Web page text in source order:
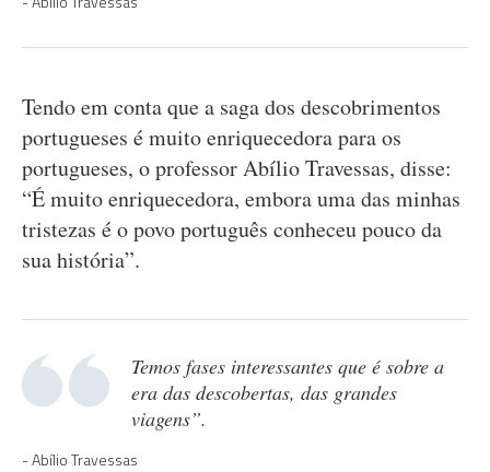
Tendo em conta que a saga dos descobrimentos
portugueses é muito enriquecedora para os
portugueses, o professor Abílio Travessas, disse:
“É muito enriquecedora, embora uma das minhas
tristezas é o povo português conheceu pouco da
sua história”.
Temos fases interessantes que é sobre a
era das descobertas, das grandes
viagens”.
Abílio Travessas